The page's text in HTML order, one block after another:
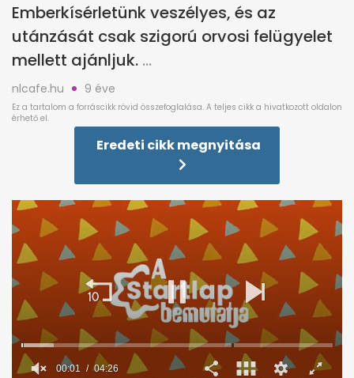
Emberkísérletünk veszélyes, és az
utánzását csak szigorú orvosi felügyelet
mellett ajánljuk.
nlcafe.hu 9 éve
Eredeti cikk megnyitása
00:02 04:26